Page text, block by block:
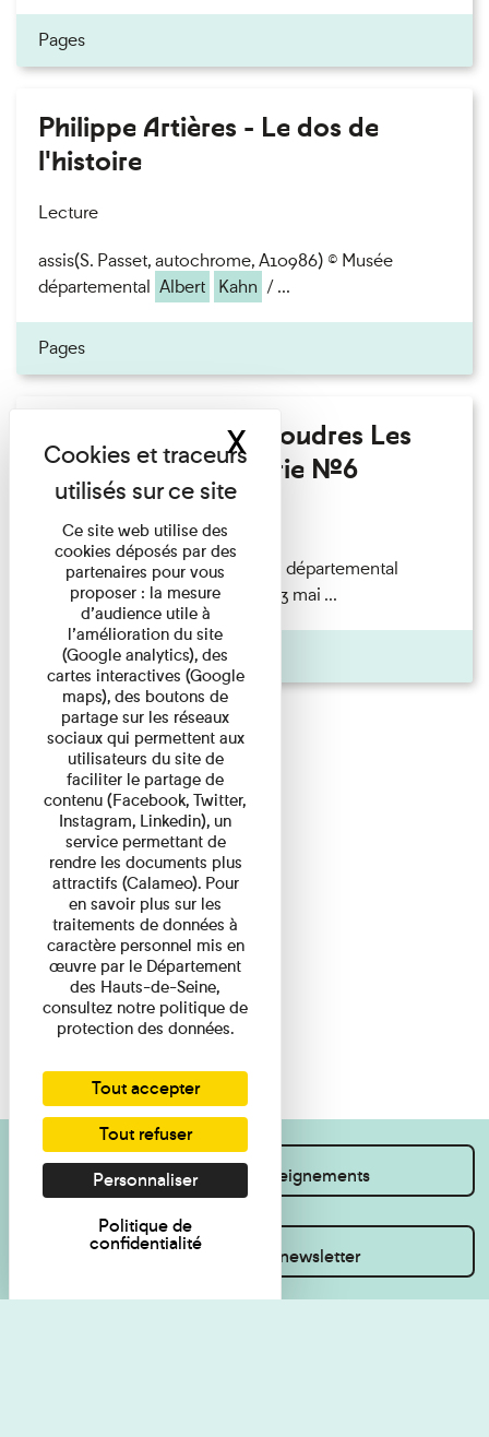
Pages
Philippe Artières - Le dos de
l'histoire
Lecture
assis(S. Passet, autochrome, A10986) © Musée
départemental Albert Kahn / ...
Pages
Fanny Taillandier - Foudres Les
Invités de l’Imprimerie n°6
Lecture
autochrome, A63911S) © Musée départemental
Albert Kahn / CD92 Samedi 13 mai ...
Pages
Je souhaite des renseignements
Inscrivez-vous à la newsletter
Ce site web utilise des
cookies déposés par des
partenaires pour vous
proposer : la mesure
d’audience utile à
l’amélioration du site
(Google analytics), des
cartes interactives (Google
maps), des boutons de
partage sur les réseaux
sociaux qui permettent aux
utilisateurs du site de
faciliter le partage de
contenu (Facebook, Twitter,
Instagram, Linkedin), un
service permettant de
rendre les documents plus
attractifs (Calameo). Pour
en savoir plus sur les
traitements de données à
caractère personnel mis en
œuvre par le Département
des Hauts-de-Seine,
consultez notre politique de
protection des données.
Tout accepter
Tout refuser
Personnaliser
Politique de
confidentialité
XMasquer le